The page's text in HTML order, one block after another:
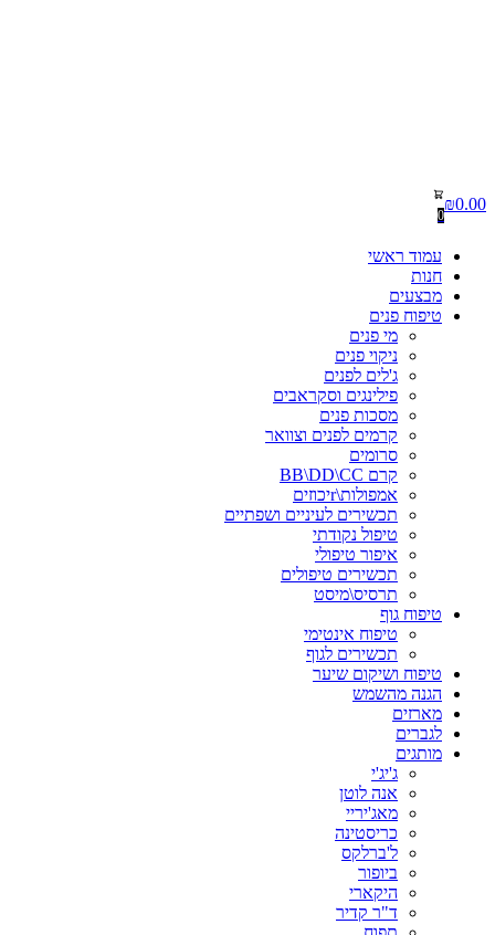
₪0.00
0
עמוד ראשי
חנות
מבצעים
טיפוח פנים
מי פנים
ניקוי פנים
ג'לים לפנים
פילינגים וסקראבים
מסכות פנים
קרמים לפנים וצוואר
סרומים
קרם BB\DD\CC
אמפולות\rיכוזים
תכשירים לעיניים ושפתיים
טיפול נקודתי
איפור טיפולי
תכשירים טיפולים
תרסיס\מיסט
טיפוח גוף
טיפוח אינטימי
תכשירים לגוף
טיפוח ושיקום שיער
הגנה מהשמש
מארזים
לגברים
מותגים
ג'יג'י
אנה לוטן
מאג'יריי
כריסטינה
ל'ברלקס
ביופור
היקארי
ד"ר קדיר